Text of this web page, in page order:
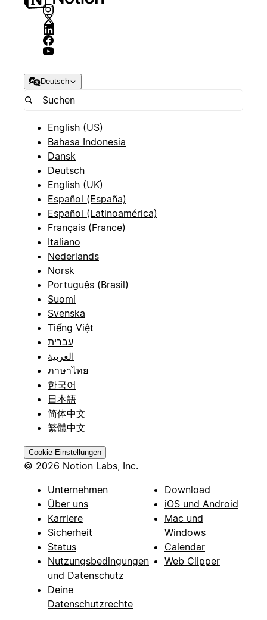
Deutsch
English (US)
Bahasa Indonesia
Dansk
Deutsch
English (UK)
Español (España)
Español (Latinoamérica)
Français (France)
Italiano
Nederlands
Norsk
Português (Brasil)
Suomi
Svenska
Tiếng Việt
עברית
العربية
ภาษาไทย
한국어
日本語
简体中文
繁體中文
Cookie-Einstellungen
© 2026 Notion Labs, Inc.
Unternehmen
Über uns
Karriere
Sicherheit
Status
Nutzungsbedingungen
und Datenschutz
Deine
Datenschutzrechte
Download
iOS und Android
Mac und
Windows
Calendar
Web Clipper